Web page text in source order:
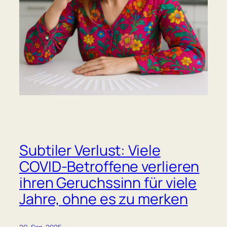
Subtiler Verlust: Viele
COVID-Betroffene verlieren
ihren Geruchssinn für viele
Jahre, ohne es zu merken